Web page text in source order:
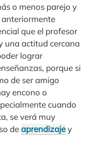
o menos parejo y
anteriormente
que el profesor
una actitud cercana
lograr
porque si
de ser amigo
encono o
cuando
se verá muy
deaprendizajey